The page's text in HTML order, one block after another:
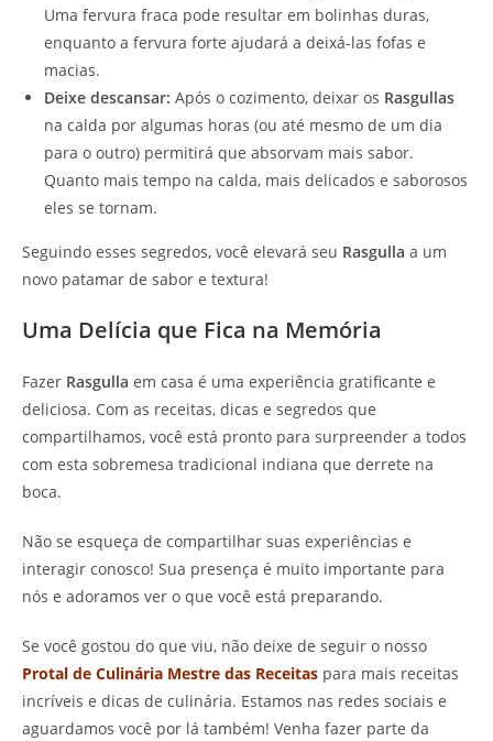
Uma fervura fraca pode resultar em bolinhas duras,
enquanto a fervura forte ajudará a deixá-las fofas e
macias.
Deixe descansar: Após o cozimento, deixar os Rasgullas
na calda por algumas horas (ou até mesmo de um dia
para o outro) permitirá que absorvam mais sabor.
Quanto mais tempo na calda, mais delicados e saborosos
eles se tornam.
Seguindo esses segredos, você elevará seu Rasgulla a um
novo patamar de sabor e textura!
Uma Delícia que Fica na Memória
Fazer Rasgulla em casa é uma experiência gratificante e
deliciosa. Com as receitas, dicas e segredos que
compartilhamos, você está pronto para surpreender a todos
com esta sobremesa tradicional indiana que derrete na
boca.
Não se esqueça de compartilhar suas experiências e
interagir conosco! Sua presença é muito importante para
nós e adoramos ver o que você está preparando.
Se você gostou do que viu, não deixe de seguir o nosso
Protal de Culinária Mestre das Receitas para mais receitas
incríveis e dicas de culinária. Estamos nas redes sociais e
aguardamos você por lá também! Venha fazer parte da